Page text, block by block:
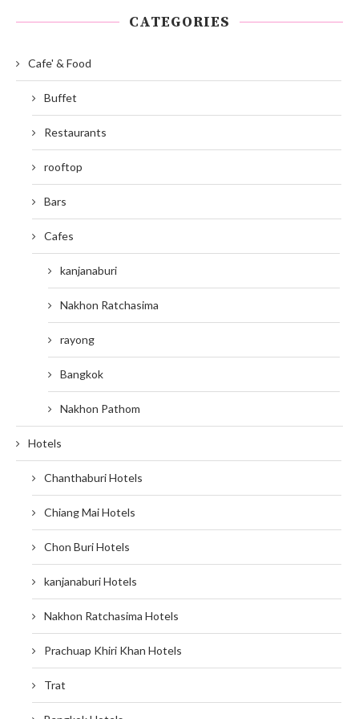
CATEGORIES
Cafe' & Food
Buffet
Restaurants
rooftop
Bars
Cafes
kanjanaburi
Nakhon Ratchasima
rayong
Bangkok
Nakhon Pathom
Hotels
Chanthaburi Hotels
Chiang Mai Hotels
Chon Buri Hotels
kanjanaburi Hotels
Nakhon Ratchasima Hotels
Prachuap Khiri Khan Hotels
Trat